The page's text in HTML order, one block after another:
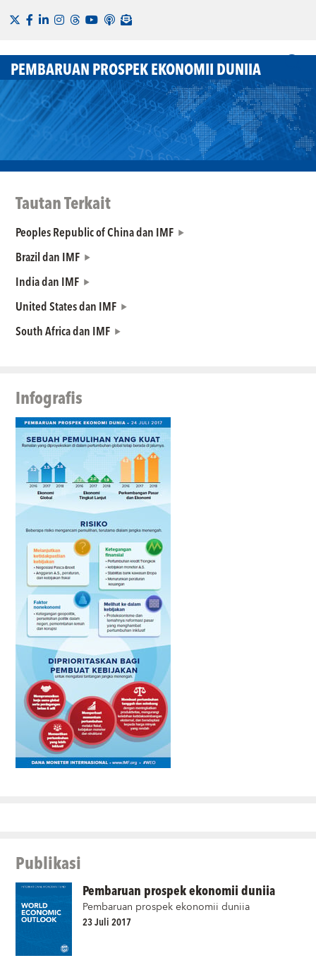
PEMBARUAN PROSPEK EKONOMII DUNIIA
Tautan Terkait
Peoples Republic of China dan IMF
Brazil dan IMF
India dan IMF
United States dan IMF
South Africa dan IMF
Infografis
Publikasi
Pembaruan prospek ekonomii duniia
Pembaruan prospek ekonomii duniia
23 Juli 2017